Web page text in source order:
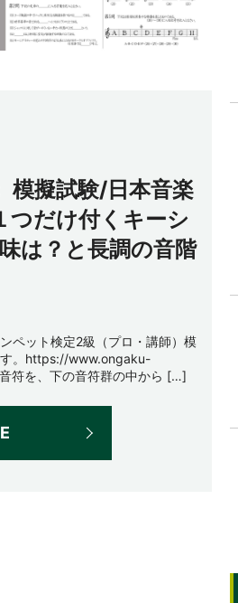
模擬試験/日本音楽
だけ付くキーシ
は？と長調の音階
ペット検定2級（プロ・講師）模
す。https://www.ongaku-
符を、下の音符群の中から […]